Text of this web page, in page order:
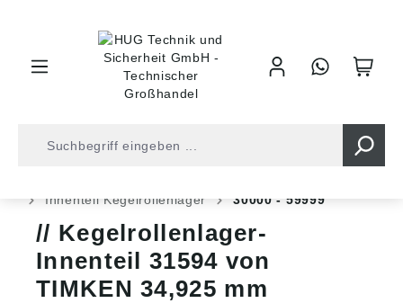
Innenteil Kegelrollenlager
30000 - 59999
Kegelrollenlager-
Innenteil 31594 von
TIMKEN 34,925 mm